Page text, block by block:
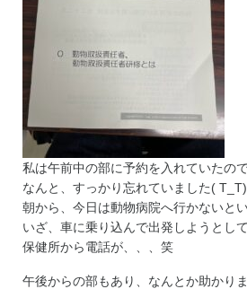
私は午前中の部に予約を入れていたので
なんと、すっかり忘れていました( T_T)
朝から、今日は動物病院へ行かないと
いざ、車に乗り込んで出発しようとし
保健所から電話が、、、笑
午後からの部もあり、なんとか助かり